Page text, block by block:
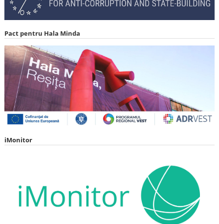
Pact pentru Hala Minda
iMonitor